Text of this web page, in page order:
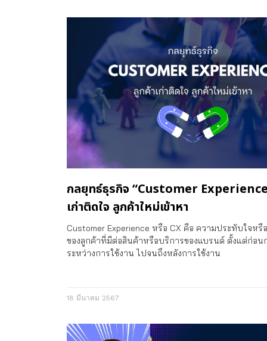
กลยุทธ์ธุรกิจ “Customer
เก่าติดใจ ลูกค้าใหม่เข้าหา
Customer Experience หรือ CX คือ ความประทับใจห
ของลูกค้าที่มีต่อสินค้าหรือบริการของแบรนด์ ตั้งแต่ก่อน
ระหว่างการใช้งาน ไปจนถึงหลังการใช้งาน
18 มีนาคม 2567